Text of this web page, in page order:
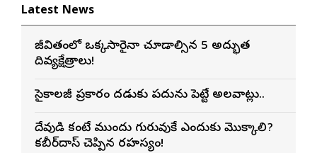
Latest News
జీవితంలో ఒక్కసారైనా చూడాల్సిన 5 అద్భుత
దివ్యక్షేత్రాలు!
సైకాలజీ ప్రకారం మెదడుకు పదును పెట్టే అలవాట్లు..
దేవుడి కంటే ముందు గురువుకే ఎందుకు మొక్కాలి?
కబీర్‌దాస్ చెప్పిన రహస్యం!